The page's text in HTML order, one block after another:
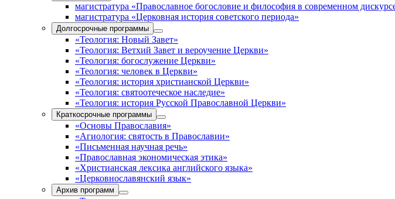
магистратура «Православное богословие и философия в современном
магистратура «Церковная история советского периода»
Долгосрочные программы
«Теология: Новый Завет»
«Теология: Ветхий Завет и вероучение Церкви»
«Теология: богослужение Церкви»
«Теология: человек в Церкви»
«Теология: история христианской Церкви»
«Теология: святоотеческое наследие»
«Теология: история Русской Православной Церкви»
Краткосрочные программы
«Основы Православия»
«Агиология: святость в Православии»
«Письменная научная речь»
«Православная экономическая этика»
«Христианская лексика английского языка»
«Церковнославянский язык»
Архив программ